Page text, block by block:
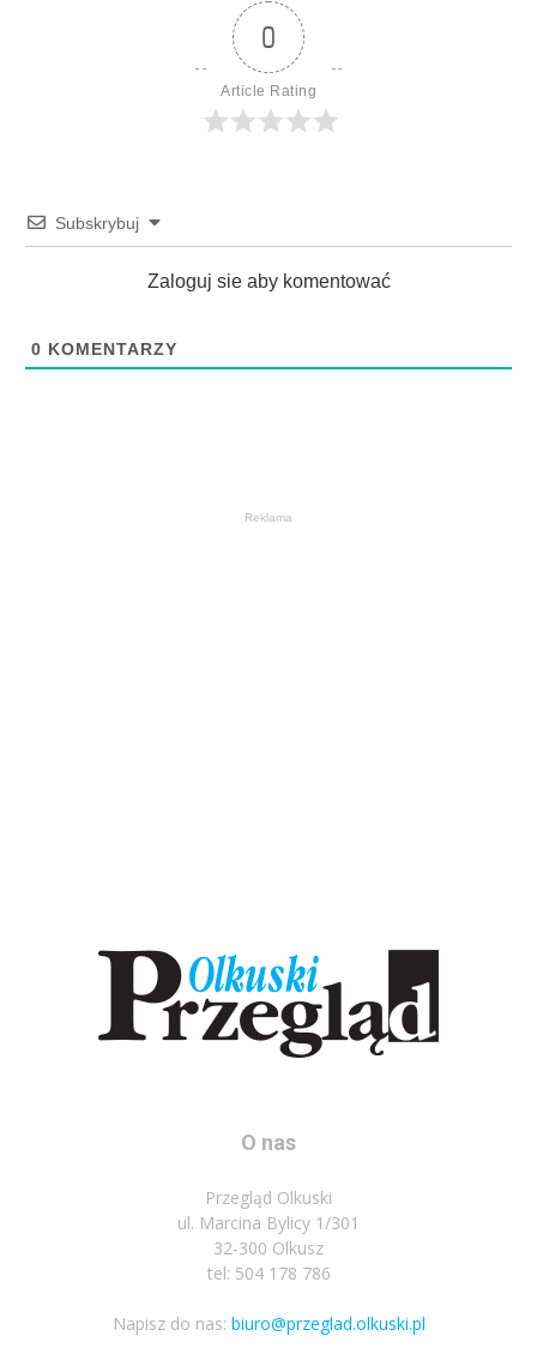
0
Article Rating
Subskrybuj
Zaloguj sie aby komentować
0 KOMENTARZY
Reklama
O nas
Przegląd Olkuski
ul. Marcina Bylicy 1/301
32-300 Olkusz
tel: 504 178 786
Napisz do nas: biuro@przeglad.olkuski.pl